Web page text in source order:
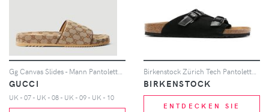
GUCCI
UK - 07 - UK - 08 - UK - 09 - UK - 10
BIRKENSTOCK
ENTDECKEN SIE